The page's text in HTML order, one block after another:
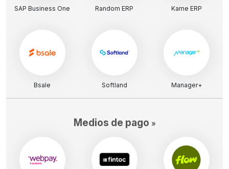
SAP Business One Random ERP Kame ERP
Bsale Softland Manager+
Medios de pago »